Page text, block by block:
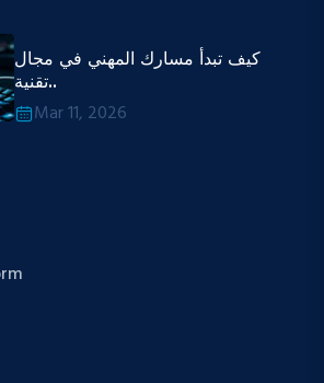
كيف تبدأ مسارك المهني في مجال
تقنية..
Mar 11, 2026